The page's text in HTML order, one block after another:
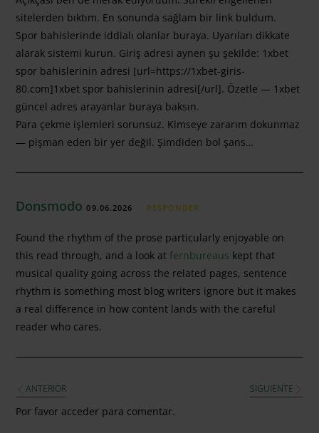
sitelerden bıktım. En sonunda sağlam bir link buldum.
Spor bahislerinde iddialı olanlar buraya. Uyarıları dikkate
alarak sistemi kurun. Giriş adresi aynen şu şekilde: 1xbet
spor bahislerinin adresi [url=https://1xbet-giris-
80.com]1xbet spor bahislerinin adresi[/url]. Özetle — 1xbet
güncel adres arayanlar buraya baksın.
Para çekme işlemleri sorunsuz. Kimseye zararım dokunmaz
— pişman eden bir yer değil. Şimdiden bol şans…
Donsmodo 09.06.2026 RESPONDER
Found the rhythm of the prose particularly enjoyable on
this read through, and a look atfernbureaus kept that
musical quality going across the related pages, sentence
rhythm is something most blog writers ignore but it makes
a real difference in how content lands with the careful
reader who cares.
ANTERIOR SIGUIENTE
Por favor acceder para comentar.